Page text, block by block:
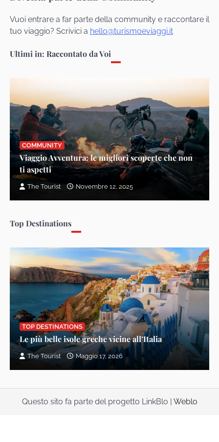
The Tourist Ottobre 12, 2023
Vuoi entrare a far parte della community e raccontare il
tuo viaggio? Scrivici a hello@turismoeviaggi.it
Ultimi in: Raccontato da Voi
COMMUNITY
Viaggio Avventura: le migliori scoperte che non
ti aspetti
The Tourist Novembre 12, 2025
Top Destinations
TOP DESTINATIONS
Le più belle isole greche vicine all’Italia
The Tourist Maggio 17, 2026
Questo sito fa parte del progetto LinkBlo | Weblo